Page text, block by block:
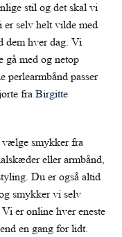
stil og det skal vi
selv helt vilde med
dem hver dag. Vi
gå med og netop
perlearmbånd passer
fra Birgitte
smykker fra
eller armbånd,
Du er også altid
smykker vi selv
er online hver eneste
en gang for lidt.